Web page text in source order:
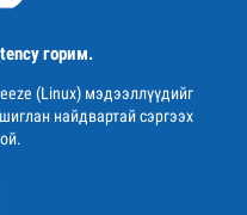
горим.
(Linux) мэдээллүүдийг
найдвартай сэргээх